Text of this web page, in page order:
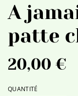
A
patte
20,00 €
QUANTITÉ